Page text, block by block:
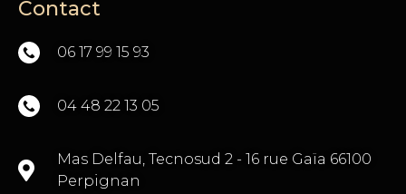
Contact
06 17 99 15 93
04 48 22 13 05
Mas Delfau, Tecnosud 2 - 16 rue Gaïa 66100
Perpignan